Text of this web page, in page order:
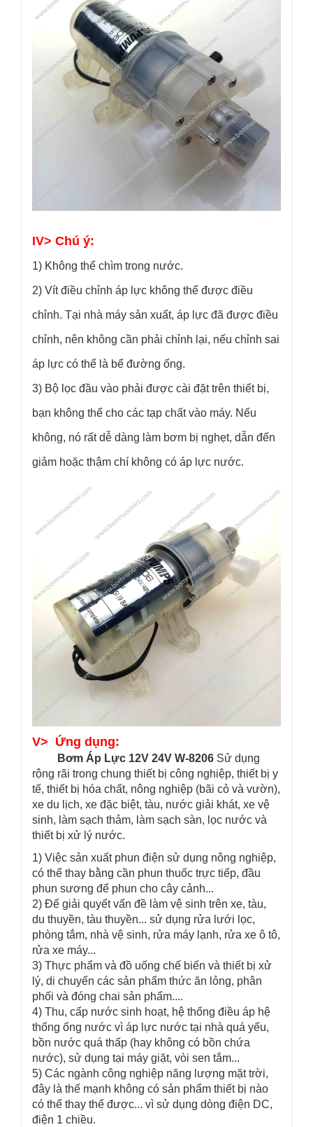
IV> Chú ý:
1) Không thể chìm trong nước.
2) Vít điều chỉnh áp lực không thể được điều
chỉnh. Tại nhà máy sản xuất, áp lực đã được điều
chỉnh, nên không cần phải chỉnh lại, nếu chỉnh sai
áp lực có thể là bể đường ống.
3) Bộ lọc đầu vào phải được cài đặt trên thiết bị,
bạn không thể cho các tạp chất vào máy. Nếu
không, nó rất dễ dàng làm bơm bị nghẹt, dẫn đến
giảm hoặc thậm chí không có áp lực nước.
V> Ứng dụng:
Bơm Áp Lực 12V 24V W-8206 Sử dụng
rộng rãi trong chung thiết bị công nghiệp, thiết bị y
tế, thiết bị hóa chất, nông nghiệp (bãi cỏ và vườn),
xe du lịch, xe đặc biệt, tàu, nước giải khát, xe vệ
sinh, làm sạch thảm, làm sạch sàn, lọc nước và
thiết bị xử lý nước.
1) Việc sản xuất phun điện sử dụng nông nghiệp,
có thể thay bằng cần phun thuốc trực tiếp, đầu
phun sương để phun cho cây cảnh...
2) Để giải quyết vấn đề làm vệ sinh trên xe, tàu,
du thuyền, tàu thuyền... sử dụng rửa lưới lọc,
phòng tắm, nhà vệ sinh, rửa máy lạnh, rửa xe ô tô,
rửa xe máy...
3) Thực phẩm và đồ uống chế biến và thiết bị xử
lý, di chuyển các sản phẩm thức ăn lỏng, phân
phối và đóng chai sản phẩm....
4) Thu, cấp nước sinh hoạt, hệ thống điều áp hệ
thống ống nước vì áp lực nước tại nhà quá yếu,
bồn nước quá thấp (hay không có bồn chứa
nước), sử dụng tại máy giặt, vòi sen tắm...
5) Các ngành công nghiệp năng lượng mặt trời,
đây là thế mạnh không có sản phẩm thiết bị nào
có thể thay thế được... vì sử dụng dòng điện DC,
điện 1 chiều.